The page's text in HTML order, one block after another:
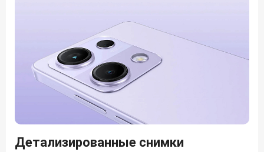
Детализированные снимки